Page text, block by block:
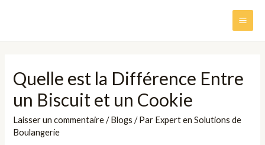
Quelle est la Différence Entre
un Biscuit et un Cookie
Laisser un commentaire /Blogs / Par Expert en Solutions de
Boulangerie